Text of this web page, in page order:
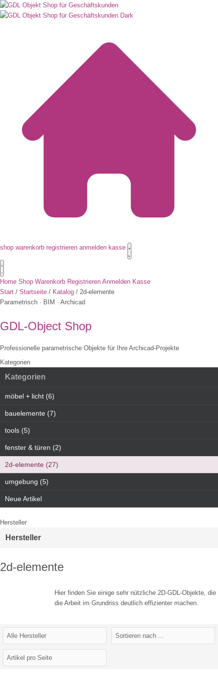
shop warenkorb registrieren anmelden kasse
Home Shop Warenkorb Registrieren Anmelden Kasse
Start / Startseite / Katalog / 2d-elemente
Parametrisch · BIM · Archicad
GDL-Object Shop
Professionelle parametrische Objekte für Ihre Archicad-Projekte
Kategorien
Kategorien
möbel + licht (6)
bauelemente (7)
tools (5)
fenster & türen (2)
2d-elemente (27)
umgebung (5)
Neue Artikel
Hersteller
Hersteller
2d-elemente
Hier finden Sie einige sehr nützliche 2D-GDL-Objekte, die
die Arbeit im Grundriss deutlich effizienter machen.